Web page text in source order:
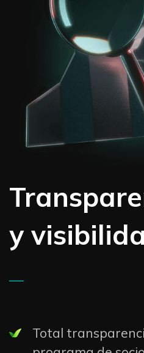
y
—
Total